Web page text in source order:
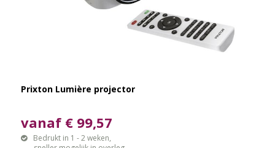
Prixton Lumière projector
vanaf € 99,57
Bedrukt in 1 - 2 weken,